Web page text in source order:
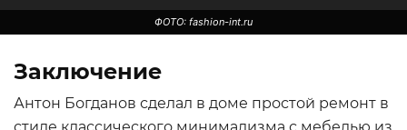
ФОТО: fashion-int.ru
Заключение
Антон Богданов сделал в доме простой ремонт в